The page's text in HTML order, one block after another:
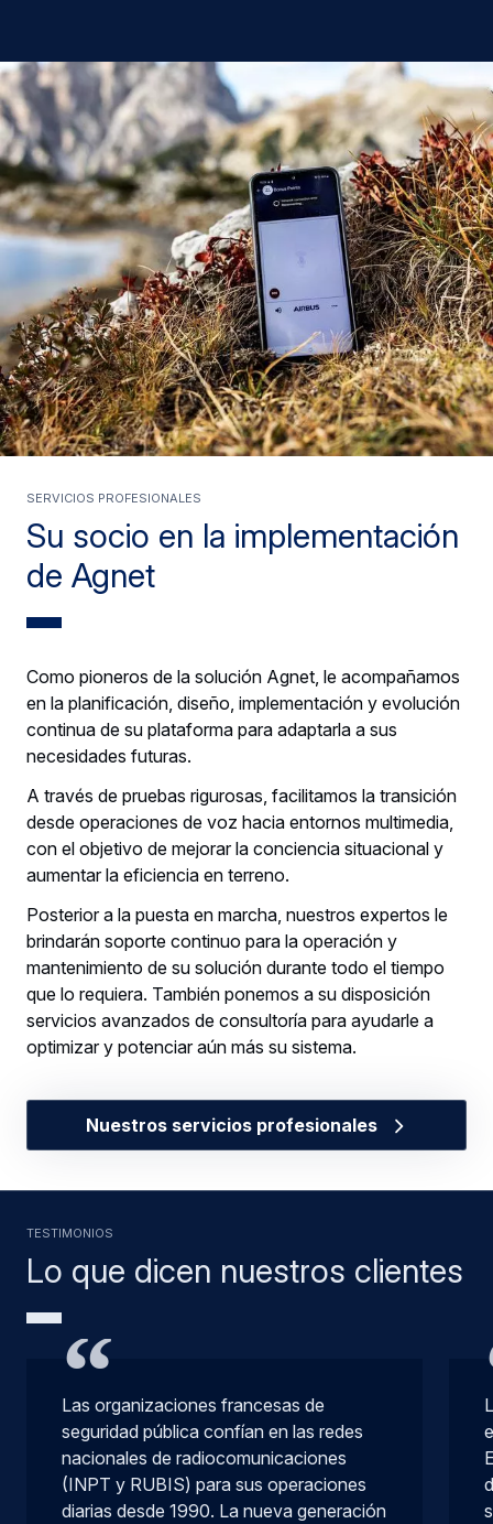
Su socio en la implementación
de Agnet
SERVICIOS PROFESIONALES
Como pioneros de la solución Agnet, le acompañamos
en la planificación, diseño, implementación y evolución
continua de su plataforma para adaptarla a sus
necesidades futuras.
A través de pruebas rigurosas, facilitamos la transición
desde operaciones de voz hacia entornos multimedia,
con el objetivo de mejorar la conciencia situacional y
aumentar la eficiencia en terreno.
Posterior a la puesta en marcha, nuestros expertos le
brindarán soporte continuo para la operación y
mantenimiento de su solución durante todo el tiempo
que lo requiera. También ponemos a su disposición
servicios avanzados de consultoría para ayudarle a
optimizar y potenciar aún más su sistema.
Nuestros servicios profesionales
Lo que dicen nuestros clientes
TESTIMONIOS
Las organizaciones francesas de
seguridad pública confían en las redes
nacionales de radiocomunicaciones
(INPT y RUBIS) para sus operaciones
diarias desde 1990. La nueva generación